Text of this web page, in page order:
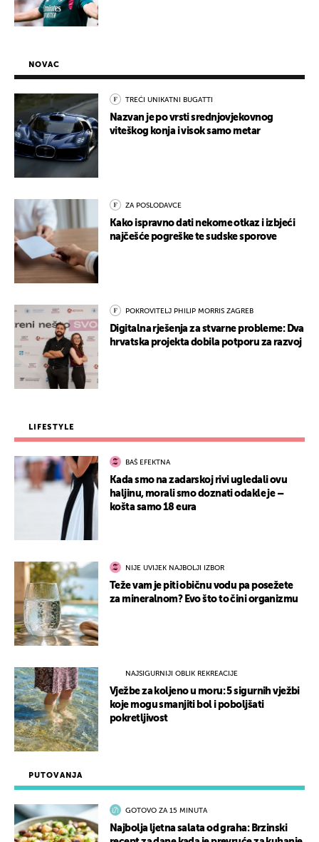
PUTOVANJA
GOTOVO ZA 15 MINUTA
Najbolja ljetna salata od graha: Brzinski
NOVAC
TREĆI UNIKATNI BUGATTI
Nazvan je po vrsti srednjovjekovnog
viteškog konja i visok samo metar
ZA POSLODAVCE
Kako ispravno dati nekome otkaz i izbjeći
najčešće pogreške te sudske sporove
POKROVITELJ PHILIP MORRIS ZAGREB
Digitalna rješenja za stvarne probleme: Dva
hrvatska projekta dobila potporu za razvoj
LIFESTYLE
BAŠ EFEKTNA
Kada smo na zadarskoj rivi ugledali ovu
haljinu, morali smo doznati odakle je –
košta samo 18 eura
NIJE UVIJEK NAJBOLJI IZBOR
Teže vam je piti običnu vodu pa posežete
za mineralnom? Evo što to čini organizmu
NAJSIGURNIJI OBLIK REKREACIJE
Vježbe za koljeno u moru: 5 sigurnih vježbi
koje mogu smanjiti bol i poboljšati
pokretljivost